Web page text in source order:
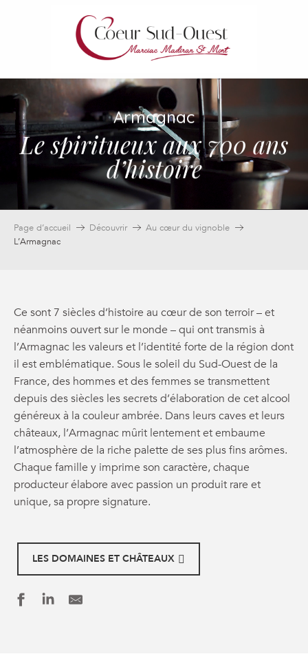
Armagnac
Le spiritueux aux 700 ans
d’histoire
Page d’accueil Découvrir
Au cœur du vignoble
L’Armagnac
Ce sont 7 siècles d’histoire au cœur de son terroir – et
néanmoins ouvert sur le monde – qui ont transmis à
l’Armagnac les valeurs et l’identité forte de la région dont
il est emblématique. Sous le soleil du Sud-Ouest de la
France, des hommes et des femmes se transmettent
depuis des siècles les secrets d’élaboration de cet alcool
généreux à la couleur ambrée. Dans leurs caves et leurs
châteaux, l’Armagnac mûrit lentement et embaume
l’atmosphère de la riche palette de ses plus fins arômes.
Chaque famille y imprime son caractère, chaque
producteur élabore avec passion un produit rare et
unique, sa propre signature.
LES DOMAINES ET CHÂTEAUX